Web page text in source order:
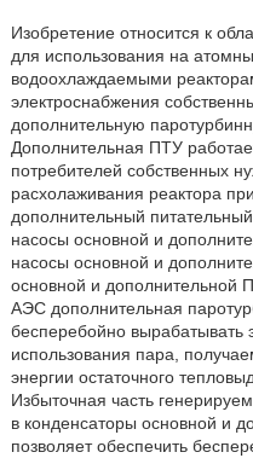
Изобретение относится к
для использования на
водоохлаждаемыми
электроснабжения
дополнительную
Дополнительная ПТУ
потребителей собственных
расхолаживания реактора
дополнительный
насосы основной и
насосы основной и
основной и дополнительной
АЭС дополнительная
бесперебойно вырабатывать
использования пара,
энергии остаточного
Избыточная часть
в конденсаторы основной и
позволяет обеспечить